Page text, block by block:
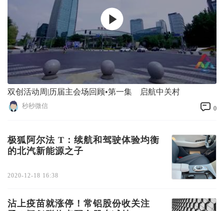
双创活动周|历届主会场回顾•第一集 启航中关村
秒秒微信 0
极狐阿尔法 T：续航和驾驶体验均衡
的北汽新能源之子
2020-12-18 16:38
沾上疫苗就涨停！常铝股份收关注